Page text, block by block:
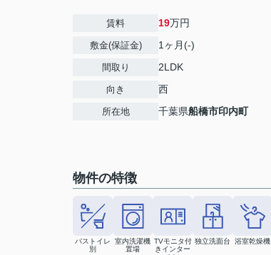
賃料 19万円
敷金(保証金) 1ヶ月(-)
間取り 2LDK
向き 西
所在地 千葉県船橋市印内町
物件の特徴
バストイレ
別
室内洗濯機
置場
TVモニタ付
きインター
独立洗面台 浴室乾燥機